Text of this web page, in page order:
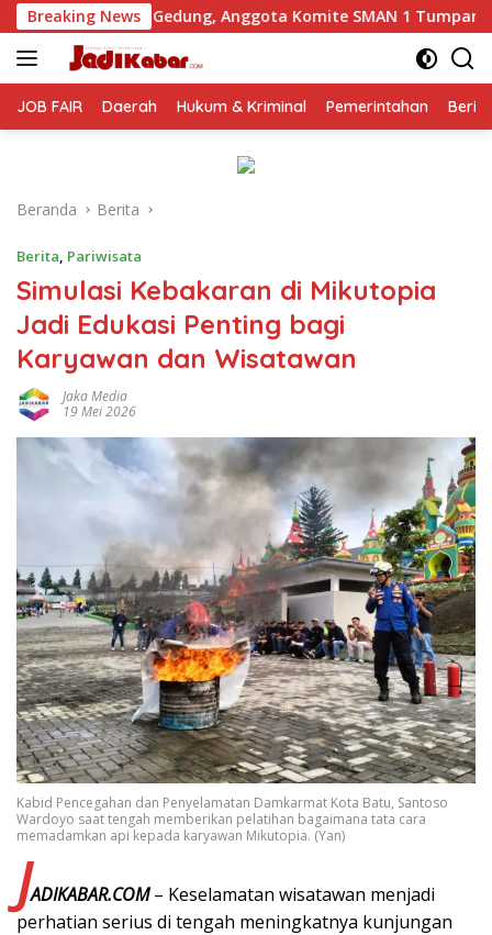
Langsung
ke
konten
Breaking News
Komite SMAN 1 Tumpang ,Ketua DPD IWOI Buka
JOB FAIR Daerah Hukum & Kriminal Pemerintahan
Beranda Berita
Berita, Pariwisata
Simulasi Kebakaran di Mikutopia
Jadi Edukasi Penting bagi
Karyawan dan Wisatawan
Jaka Media
19 Mei 2026
Kabid Pencegahan dan Penyelamatan Damkarmat Kota Batu, Santoso
Wardoyo saat tengah memberikan pelatihan bagaimana tata cara
memadamkan api kepada karyawan Mikutopia. (Yan)
JADIKABAR.COM– Keselamatan wisatawan menjadi
perhatian serius di tengah meningkatnya kunjungan